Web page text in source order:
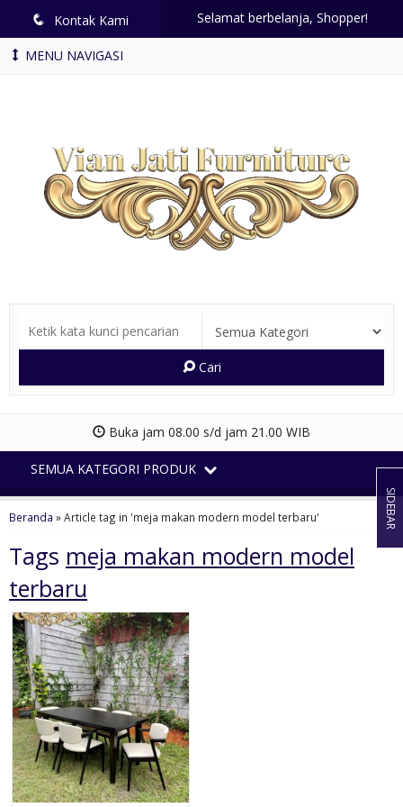
q Kontak Kami Selamat berbelanja, Shopper!
MENU NAVIGASI
Cari
Buka jam 08.00 s/d jam 21.00 WIB
SEMUA KATEGORI PRODUK
Beranda »Article tag in 'meja makan modern model terbaru'
Tags meja makan modern model
terbaru
SIDEBAR